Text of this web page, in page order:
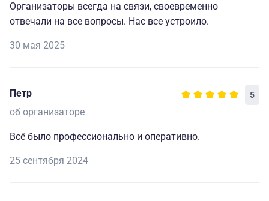
Организаторы всегда на связи, своевременно
отвечали на все вопросы. Нас все устроило.
30 мая 2025
Петр 5
об организаторе
Всё было профессионально и оперативно.
25 сентября 2024